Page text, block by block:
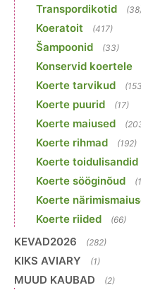
Transpordikotid
Koeratoit (417)
Šampoonid (33)
Konservid koertele
Koerte tarvikud
Koerte puurid (17)
Koerte maiused
Koerte rihmad (192)
Koerte toidulisandid
Koerte sööginõud
Koerte
Koerte riided (66)
KEVAD2026 (282)
KIKS AVIARY (1)
MUUD KAUBAD (2)